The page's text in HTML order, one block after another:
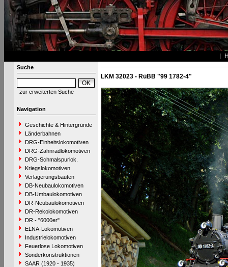
Suche
zur erweiterten Suche
Navigation
Geschichte & Hintergründe
Länderbahnen
DRG-Einheitslokomotiven
DRG-Zahnradlokomotiven
DRG-Schmalspurlok.
Kriegslokomotiven
Verlagerungsbauten
DB-Neubaulokomotiven
DB-Umbaulokomotiven
DR-Neubaulokomotiven
DR-Rekolokomotiven
DR - "6000er"
ELNA-Lokomotiven
Industrielokomotiven
Feuerlose Lokomotiven
Sonderkonstruktionen
SAAR (1920 - 1935)
LKM 32023 - RüBB "99 1782-4"